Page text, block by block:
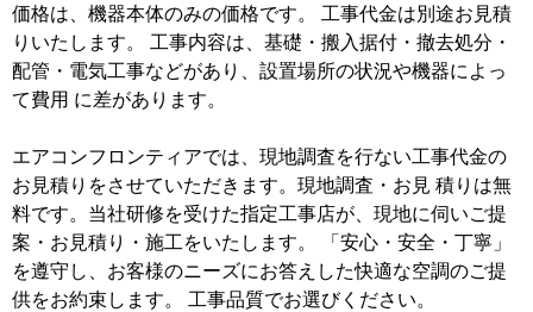
価格は、機器本体のみの価格です。 工事代金は別途お見積
りいたします。 工事内容は、基礎・搬入据付・撤去処分・
配管・電気工事などがあり、設置場所の状況や機器によっ
て費用 に差があります。
エアコンフロンティアでは、現地調査を行ない工事代金の
お見積りをさせていただきます。現地調査・お見 積りは無
料です。当社研修を受けた指定工事店が、現地に伺いご提
案・お見積り・施工をいたします。 「安心・安全・丁寧」
を遵守し、お客様のニーズにお答えした快適な空調のご提
供をお約束します。 工事品質でお選びください。